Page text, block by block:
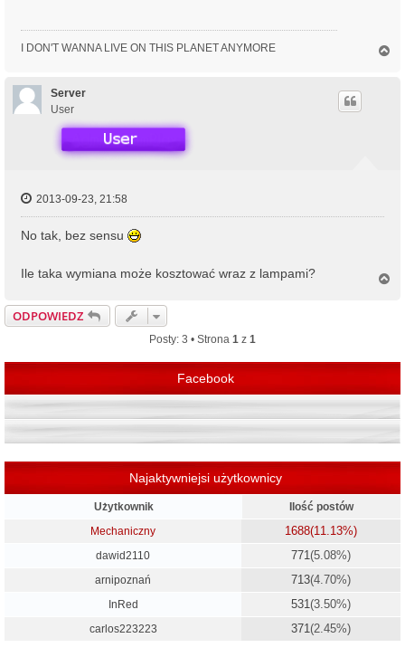
I DON'T WANNA LIVE ON THIS PLANET ANYMORE
Server
User
2013-09-23, 21:58
No tak, bez sensu
Ile taka wymiana może kosztować wraz z lampami?
ODPOWIEDZ
Posty: 3 • Strona 1 z 1
Facebook
Najaktywniejsi użytkownicy
Użytkownik
Ilość postów
Mechaniczny
1688(11.13%)
dawid2110 771 (5.08%)
arnipoznań 713(4.70%)
InRed 531 (3.50%)
carlos223223 371 (2.45%)